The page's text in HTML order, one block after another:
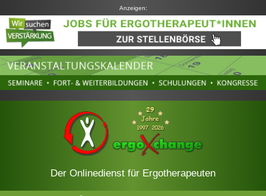
Anzeigen:
Der Onlinedienst für Ergotherapeuten